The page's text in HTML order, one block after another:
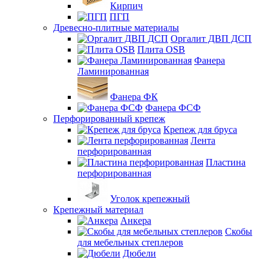
Кирпич
ПГП
Древесно-плитные материалы
Оргалит ДВП ДСП
Плита OSB
Фанера
Ламинированная
Фанера ФК
Фанера ФСФ
Перфорированный крепеж
Крепеж для бруса
Лента
перфорированная
Пластина
перфорированная
Уголок крепежный
Крепежный материал
Анкера
Скобы
для мебельных степлеров
Дюбели